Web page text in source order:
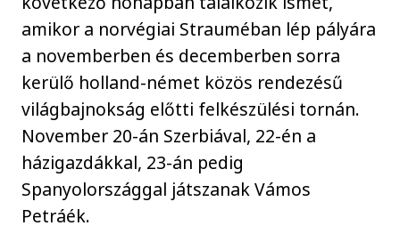
amikor a norvégiai Strauméban lép pályára
a novemberben és decemberben sorra
kerülő holland-német közös rendezésű
világbajnokság előtti felkészülési tornán.
November 20-án Szerbiával, 22-én a
házigazdákkal, 23-án pedig
Spanyolországgal játszanak Vámos
Petráék.